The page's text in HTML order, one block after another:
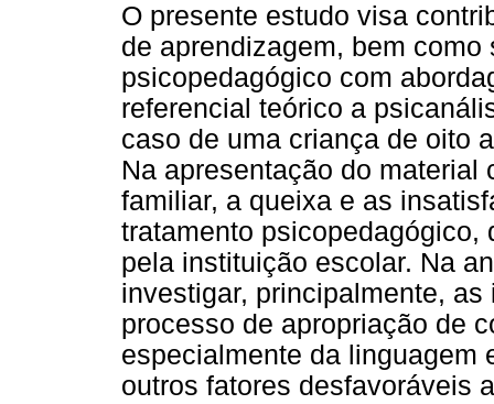
O presente estudo visa
de aprendizagem, bem
psicopedagógico com
referencial teórico a
caso de uma criança de oito
Na apresentação do
familiar, a queixa e as
tratamento psicopedagógico,
pela instituição escolar. Na
investigar, principalmente,
processo de apropriação de
especialmente da linguagem
outros fatores desfavoráveis